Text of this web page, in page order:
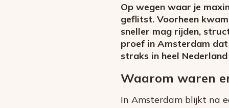
Op wegen waar je
geflitst. Voorheen
sneller mag rijden,
proef in Amsterdam
straks in heel
Waarom waren
In Amsterdam blijkt na